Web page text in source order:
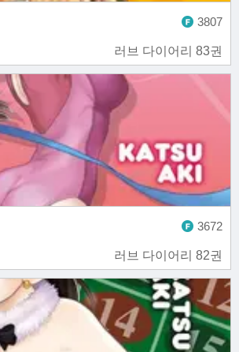
러브 다이어리 83권
3807
러브 다이어리 82권
3672